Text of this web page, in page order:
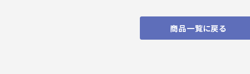
商品一覧に戻る